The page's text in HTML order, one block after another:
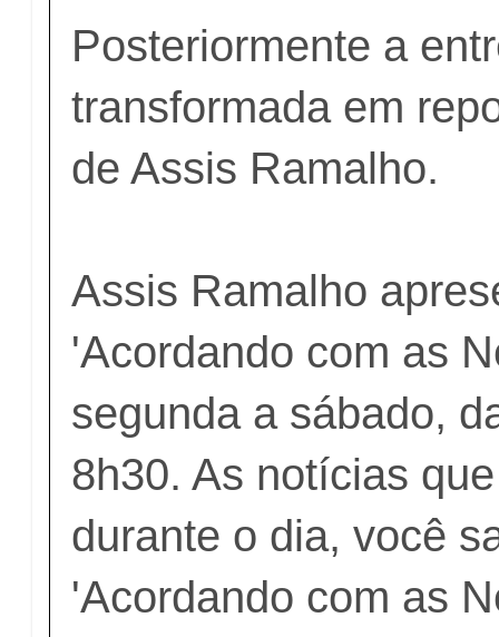
Posteriormente a
transformada em
de Assis Ramalho.
Assis Ramalho
'Acordando com as
segunda a sábado,
8h30. As notícias
durante o dia, você
'Acordando com as